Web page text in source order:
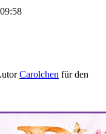
Carolchen für den